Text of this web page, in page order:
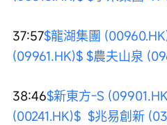
37:57$龍湖集團
(09961.HK)$ $農夫山泉
38:46$新東方-S
(00241.HK)$ $兆易創新